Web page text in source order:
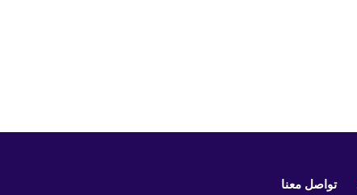
تواصل معنا